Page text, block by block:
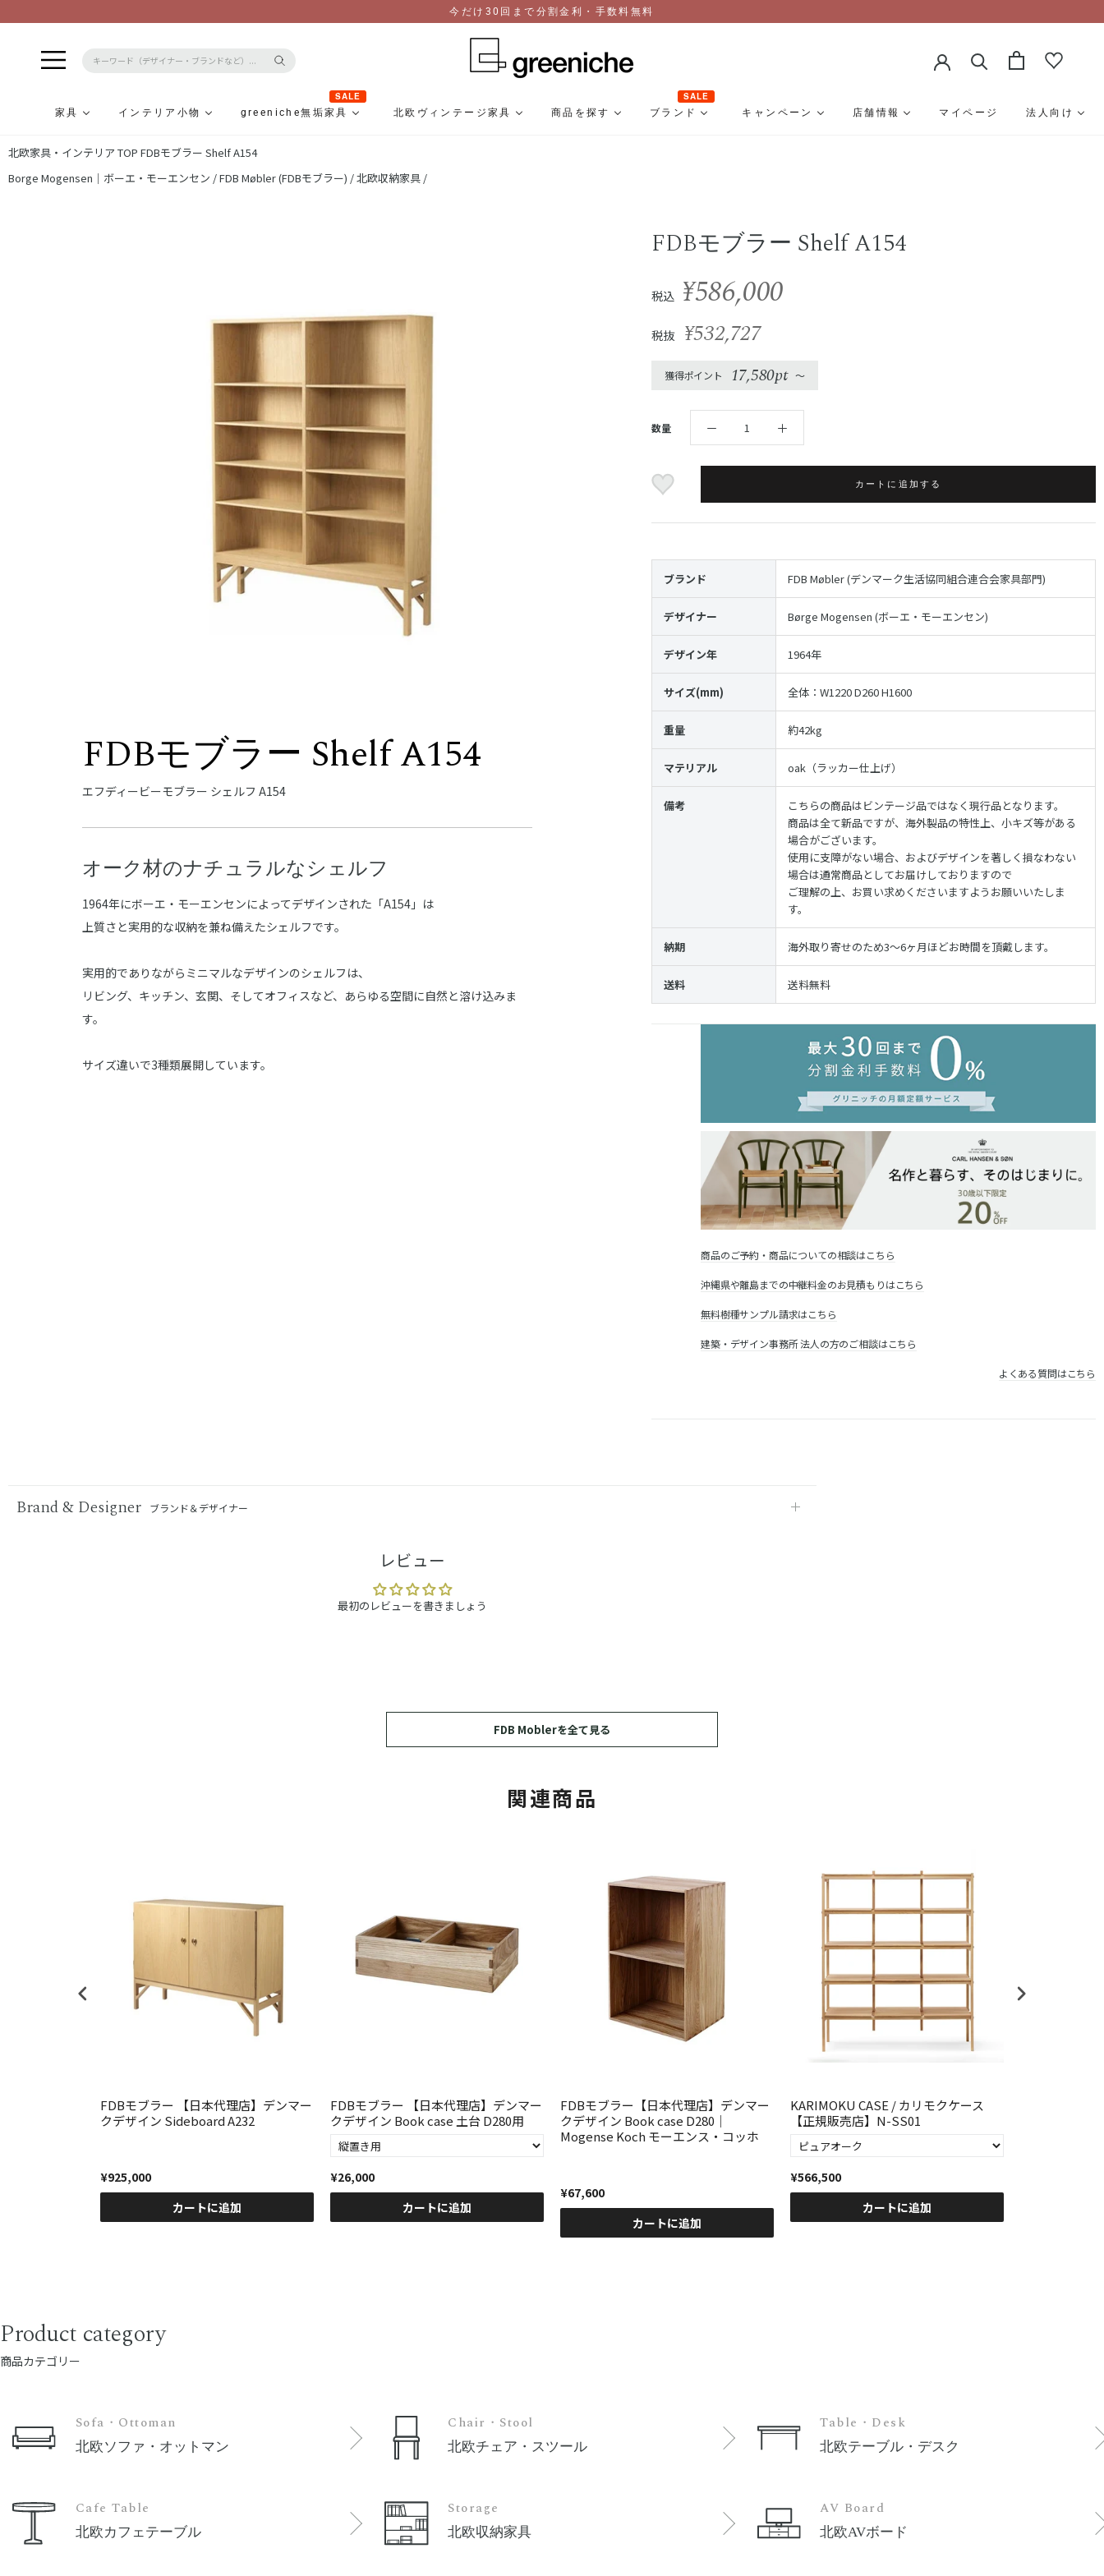
ン
テ
今だけ30回まで分割金利・手数料無料
家具 インテリア小物 greeniche無垢家具
SALE
北欧ヴィンテージ家具
商品を探す ブランド
SALE
キャンペーン
店舗情報 マイページ 法人向け
北欧家具・インテリア TOP FDBモブラー Shelf A154
Borge Mogensen｜ボーエ・モーエンセン /FDB Møbler (FDBモブラー) /北欧収納家具 /
FDBモブラー Shelf A154
エフディービーモブラー シェルフ A154
オーク材のナチュラルなシェルフ
1964年にボーエ・モーエンセンによってデザインされた「A154」は
上質さと実用的な収納を兼ね備えたシェルフです。
実用的でありながらミニマルなデザインのシェルフは、
リビング、キッチン、玄関、そしてオフィスなど、あらゆる空間に自然と溶け込みま
す。
サイズ違いで3種類展開しています。
FDBモブラー Shelf A154
税込 ¥586,000
税抜 ¥532,727
獲得ポイント 17,580pt 〜
数量
カートに追加する
ブランド FDB Møbler (デンマーク生活協同組合連合会家具部門)
デザイナー Børge Mogensen (ボーエ・モーエンセン)
デザイン年 1964年
サイズ(mm) 全体：W1220 D260 H1600
重量 約42kg
マテリアル oak（ラッカー仕上げ）
備考
こちらの商品はビンテージ品ではなく現行品となります。
商品は全て新品ですが、海外製品の特性上、小キズ等がある
場合がございます。
使用に支障がない場合、およびデザインを著しく損なわない
場合は通常商品としてお届けしておりますので
ご理解の上、お買い求めくださいますようお願いいたしま
す。
納期 海外取り寄せのため3〜6ヶ月ほどお時間を頂戴します。
送料 送料無料
商品のご予約・商品についての相談はこちら
沖縄県や離島までの中継料金のお見積もりはこちら
無料樹種サンプル請求はこちら
建築・デザイン事務所 法人の方のご相談はこちら
よくある質問はこちら
Brand & Designer ブランド＆デザイナー
レビュー
最初のレビューを書きましょう
FDB Moblerを全て見る
関連商品
FDBモブラー 【日本代理店】デンマー
クデザイン Sideboard A232
¥925,000
カートに追加
FDBモブラー 【日本代理店】デンマー
クデザイン Book case 土台 D280用
¥26,000
カートに追加
FDBモブラー【日本代理店】デンマー
クデザイン Book case D280｜
Mogense Koch モーエンス・コッホ
¥67,600
カートに追加
KARIMOKU CASE / カリモクケース
【正規販売店】N-SS01
¥566,500
カートに追加
Product category
商品カテゴリー
Sofa・Ottoman
北欧ソファ・オットマン
Chair・Stool
北欧チェア・スツール
Table・Desk
北欧テーブル・デスク
Cafe Table
北欧カフェテーブル
Storage
北欧収納家具
AV Board
北欧AVボード